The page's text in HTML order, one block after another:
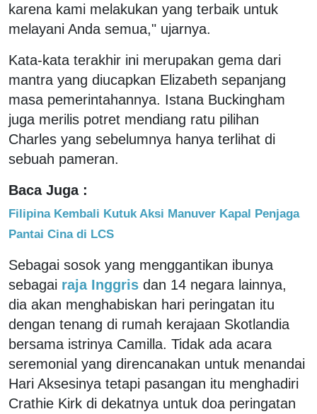
karena kami melakukan yang terbaik untuk
melayani Anda semua," ujarnya.
Kata-kata terakhir ini merupakan gema dari
mantra yang diucapkan Elizabeth sepanjang
masa pemerintahannya. Istana Buckingham
juga merilis potret mendiang ratu pilihan
Charles yang sebelumnya hanya terlihat di
sebuah pameran.
Baca Juga :
Filipina Kembali Kutuk Aksi Manuver Kapal Penjaga
Pantai Cina di LCS
Sebagai sosok yang menggantikan ibunya
sebagai raja Inggris dan 14 negara lainnya,
dia akan menghabiskan hari peringatan itu
dengan tenang di rumah kerajaan Skotlandia
bersama istrinya Camilla. Tidak ada acara
seremonial yang direncanakan untuk menandai
Hari Aksesinya tetapi pasangan itu menghadiri
Crathie Kirk di dekatnya untuk doa peringatan